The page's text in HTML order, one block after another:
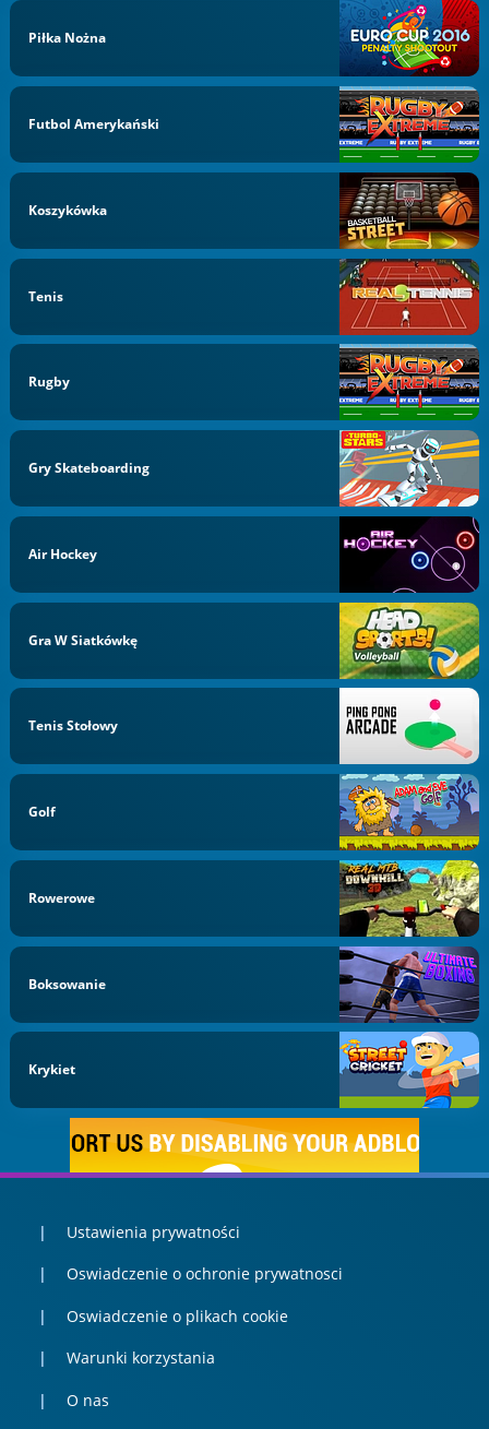
Piłka Nożna
Futbol Amerykański
Koszykówka
Tenis
Rugby
Gry Skateboarding
Air Hockey
Gra W Siatkówkę
Tenis Stołowy
Golf
Rowerowe
Boksowanie
Krykiet
Ustawienia prywatności
Oswiadczenie o ochronie prywatnosci
Oswiadczenie o plikach cookie
Warunki korzystania
O nas